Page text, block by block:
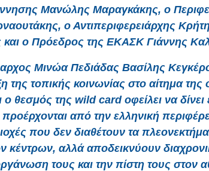
Μανώλης Μαραγκάκης, ο
ο Αντιπεριφερειάρχης
ο Πρόεδρος της ΕΚΑΣΚ Γιάννης
Μινώα Πεδιάδας Βασίλης
της τοπικής κοινωνίας στο αίτημα της
ο θεσμός της wild card οφείλει να δίνει
από την ελληνική
που δεν διαθέτουν τα
κέντρων, αλλά αποδεικνύουν
τους και την πίστη τους στον